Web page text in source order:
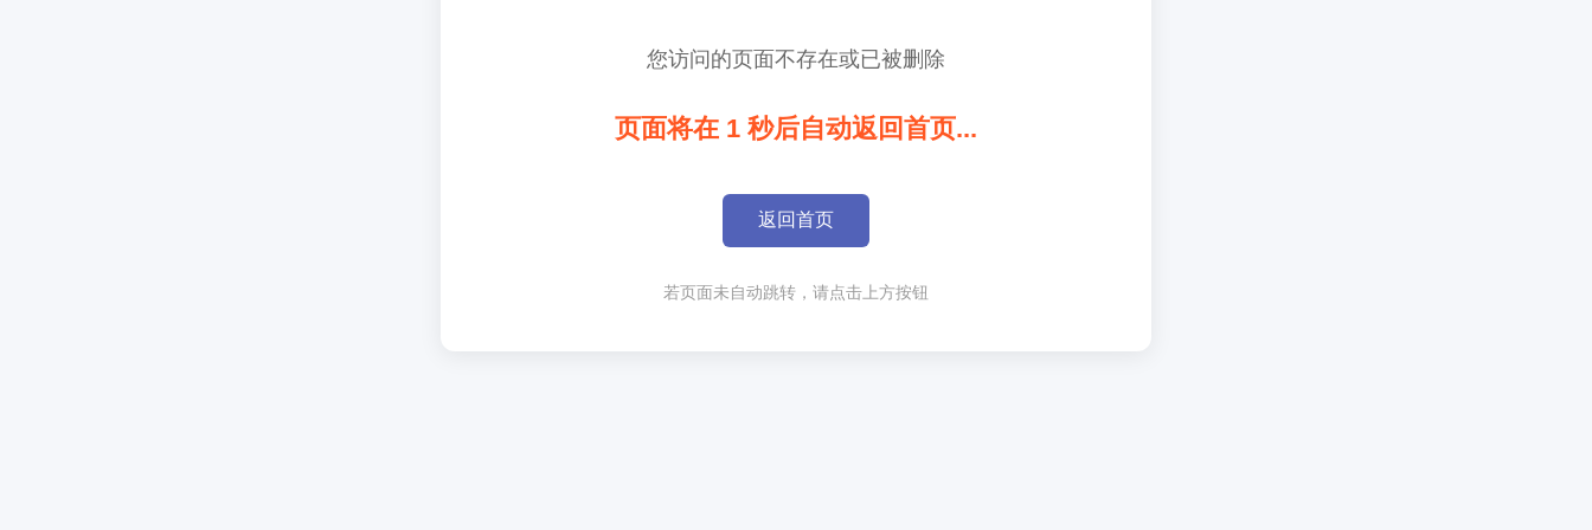
您访问的页面不存在或已被删除
页面将在 1 秒后自动返回首页...
返回首页
若页面未自动跳转，请点击上方按钮